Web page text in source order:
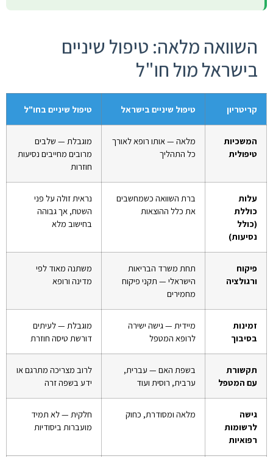
השוואה מלאה: טיפול שיניים
בישראל מול חו"ל
קריטריון טיפול שיניים בישראל טיפול שיניים בחו"ל
המשכיות
טיפולית
מלאה — אותו רופא לאורך
כל התהליך
מוגבלת — שלבים
מרובים מחייבים נסיעות
חוזרות
עלות
כוללת
(כולל
נסיעות)
ברת השוואה כשמחשבים
את כלל ההוצאות
נראית זולה על פני
השטח, אך גבוהה
בחישוב מלא
פיקוח
ורגולציה
תחת משרד הבריאות
הישראלי — תקני פיקוח
מחמירים
משתנה מאוד לפי
מדינה ורופא
זמינות
בסיבוך
מיידית — גישה ישירה
לרופא המטפל
מוגבלת — לעיתים
דורשת טיסה חוזרת
תקשורת
עם המטפל
בשפת האם — עברית,
ערבית, רוסית ועוד
לרוב מצריכה מתרגם או
ידע בשפה זרה
גישה
לרשומות
רפואיות
מלאה ומסודרת, כחוק
חלקית — לא תמיד
מועברות ביסודיות